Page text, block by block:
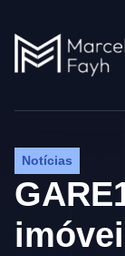
Notícias